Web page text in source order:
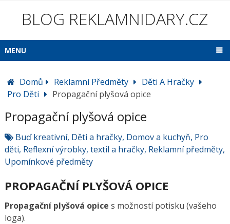
BLOG REKLAMNIDARY.CZ
MENU
Domů Reklamní Předměty
Děti A Hračky
Pro Děti
Propagační plyšová opice
Propagační plyšová opice
Buď kreativní, Děti a hračky, Domov a kuchyň, Pro
děti, Reflexní výrobky, textil a hračky, Reklamní předměty,
Upomínkové předměty
PROPAGAČNÍ PLYŠOVÁ OPICE
Propagační plyšová opice s možností potisku (vašeho
loga).